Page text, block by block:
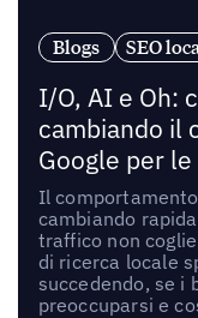
Blogs SEO
I/O, AI e Oh:
cambiando il
Google per
Il
cambiando
traffico non
di ricerca locale
succedendo, se i
preoccuparsi e